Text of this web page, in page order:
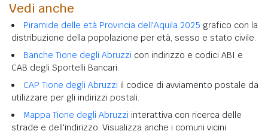
Vedi anche
Piramide delle età Provincia dell'Aquila 2025 grafico con la
distribuzione della popolazione per età, sesso e stato civile.
Banche Tione degli Abruzzi con indirizzo e codici ABI e
CAB degli Sportelli Bancari.
CAP Tione degli Abruzzi il codice di avviamento postale da
utilizzare per gli indirizzi postali.
Mappa Tione degli Abruzzi interattiva con ricerca delle
strade e dell'indirizzo. Visualizza anche i comuni vicini